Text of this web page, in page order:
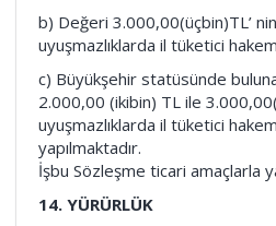
b) Değeri 3.000,00(üçbin)TL’
uyuşmazlıklarda il tüketici
c) Büyükşehir statüsünde
2.000,00 (ikibin) TL ile
uyuşmazlıklarda il tüketici
yapılmaktadır.
İşbu Sözleşme ticari amaçlarla
14. YÜRÜRLÜK